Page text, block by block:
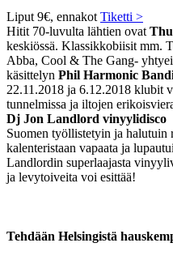
Liput 9€, ennakot Tiketti >
Hitit 70-luvulta lähtien ovat
keskiössä. Klassikkobiisit mm.
Abba, Cool & The Gang-
käsittelyn Phil Harmonic
22.11.2018 ja 6.12.2018 klubit
tunnelmissa ja iltojen
Dj Jon Landlord vinyylidisco
Suomen työllistetyin ja halutuin
kalenteristaan vapaata ja
Landlordin superlaajasta
ja levytoiveita voi esittää!
Tehdään Helsingistä